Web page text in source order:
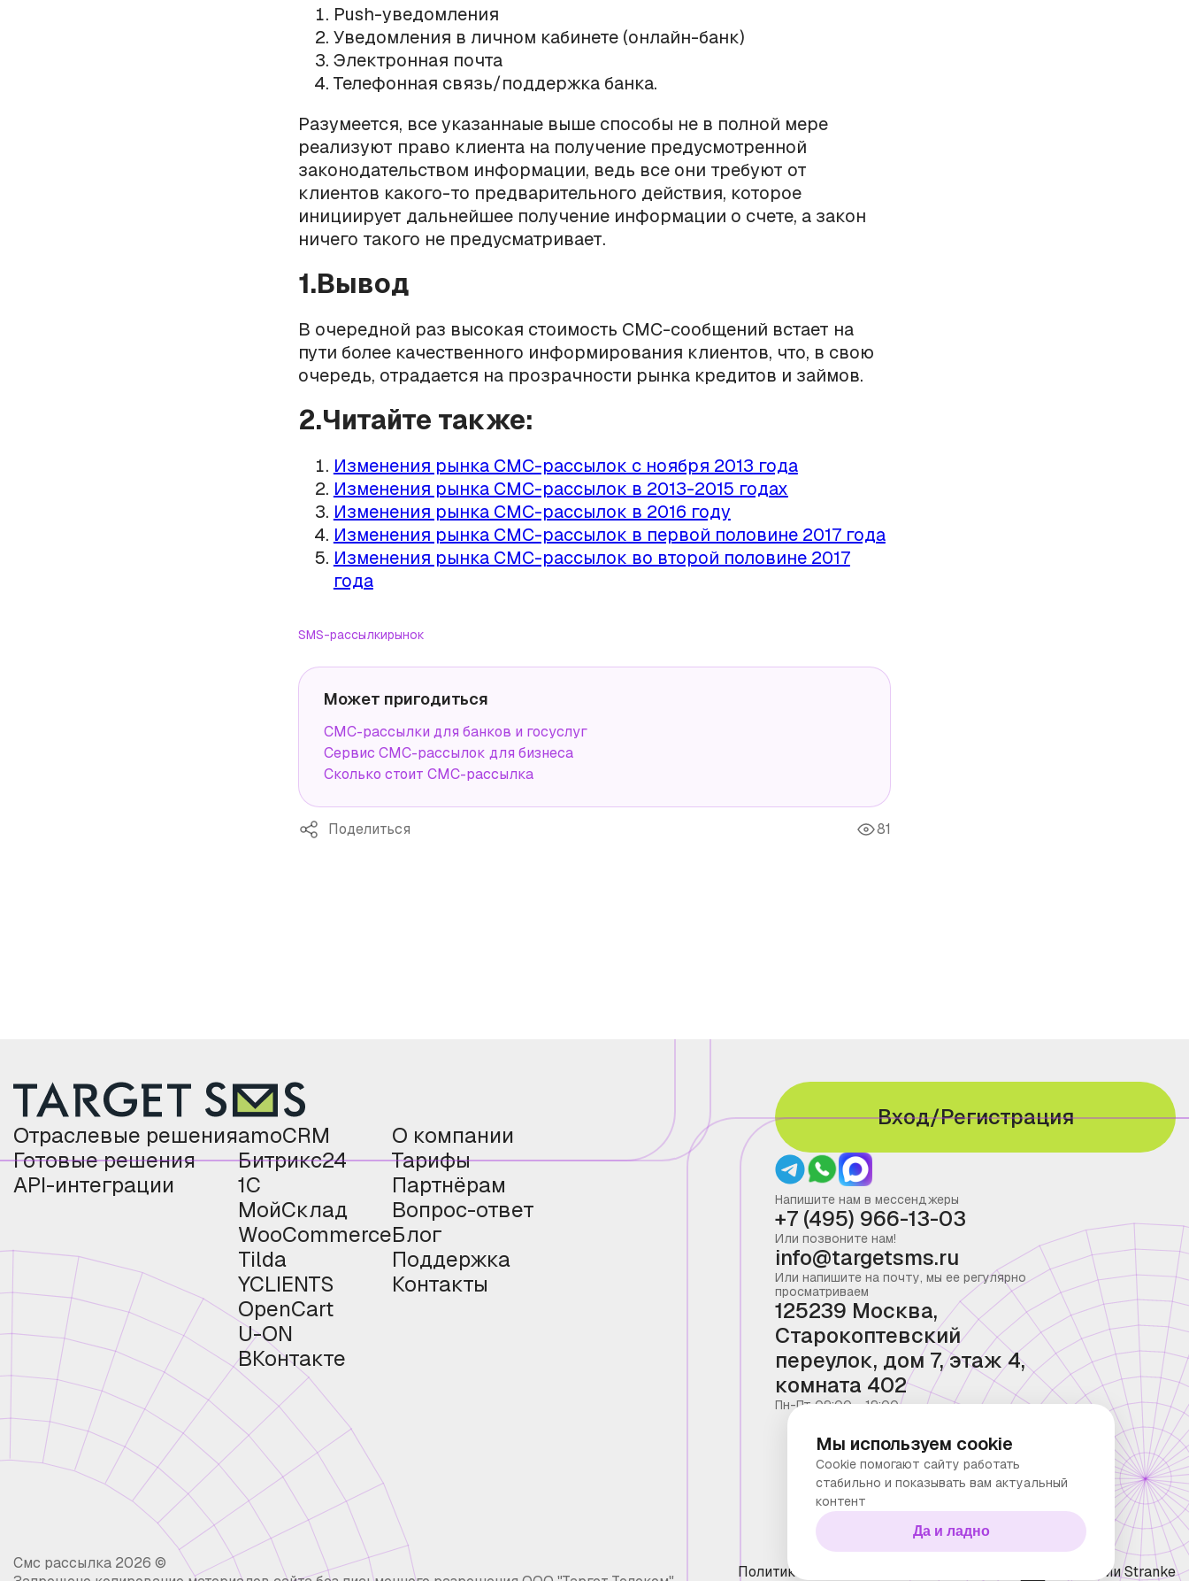
Push-уведомления
Уведомления в личном кабинете (онлайн-банк)
Электронная почта
Телефонная связь/поддержка банка.
Разумеется, все указаннаые выше способы не в полной мере
реализуют право клиента на получение предусмотренной
законодательством информации, ведь все они требуют от
клиентов какого-то предварительного действия, которое
инициирует дальнейшее получение информации о счете, а закон
ничего такого не предусматривает.
1.Вывод
В очередной раз высокая стоимость СМС-сообщений встает на
пути более качественного информирования клиентов, что, в свою
очередь, отрадается на прозрачности рынка кредитов и займов.
2.Читайте также:
Изменения рынка СМС-рассылок с ноября 2013 года
Изменения рынка СМС-рассылок в 2013-2015 годах
Изменения рынка СМС-рассылок в 2016 году
Изменения рынка СМС-рассылок в первой половине 2017 года
Изменения рынка СМС-рассылок во второй половине 2017
года
SMS-рассылкирынок
Может пригодиться
СМС-рассылки для банков и госуслуг
Сервис СМС-рассылок для бизнеса
Сколько стоит СМС-рассылка
Поделиться 81
Отраслевые решения
Готовые решения
API-интеграции
amoCRM
Битрикс24
1С
МойСклад
WooCommerce
Tilda
YCLIENTS
OpenCart
U-ON
ВКонтакте
О компании
Тарифы
Партнёрам
Вопрос-ответ
Блог
Поддержка
Контакты
Вход/Регистрация
Напишите нам в мессенджеры
+7 (495) 966-13-03
Или позвоните нам!
info@targetsms.ru
Или напишите на почту, мы ее регулярно
просматриваем
125239 Москва,
Старокоптевский
переулок, дом 7, этаж 4,
комната 402
Пн-Пт 09:00 - 19:00
Смс рассылка 2026 ©
Политика конфиденциальности Технологии Stranke
Мы используем cookie
Cookie помогают сайту работать
стабильно и показывать вам актуальный
контент
Да и ладно